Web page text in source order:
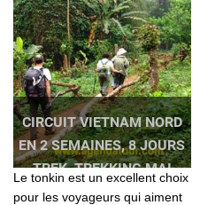
CIRCUIT VIETNAM NORD
EN 2 SEMAINES, 8 JOURS
TREK, TREKKING MAI
CHAU ET PU LUONG
Le tonkin est un excellent choix
pour les voyageurs qui aiment